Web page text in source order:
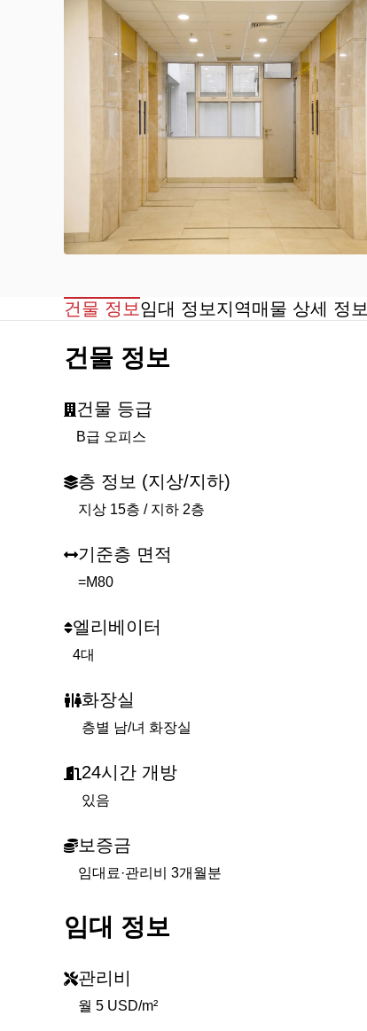
건물 정보임대 정보지역매물 상세 정보
건물 정보
건물 등급
B급 오피스
층 정보 (지상/지하)
지상 15층 / 지하 2층
기준층 면적
=M80
엘리베이터
4대
화장실
층별 남/녀 화장실
24시간 개방
있음
보증금
임대료·관리비 3개월분
임대 정보
관리비
월 5 USD/m²